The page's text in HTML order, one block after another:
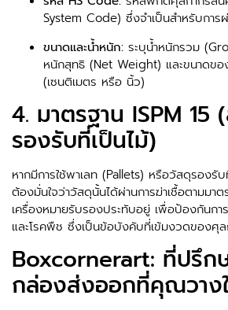
System Code) ซึ่งจำเป็นสำหรับการ
ขนาดและน้ำหนัก: ระบุน้ำหนักรวม
หนักสุทธิ (Net Weight) และขนาดขอ
(เซนติเมตร หรือ นิ้ว)
4. มาตรฐาน ISPM 15
รองรับที่เป็นไม้)
หากมีการใช้พาเลท (Pallets) หรือวัสดุรองรับ
ต้องมั่นใจว่าวัสดุนั้นได้ผ่านการฆ่าเชื้อตามมาต
เครื่องหมายรับรองประทับอยู่ เพื่อป้องกันกา
และโรคพืช ซึ่งเป็นข้อบังคับที่เข้มงวดของศุล
Boxcornerart: ที่ปรึก
กล่องส่งออกที่คุณวาง